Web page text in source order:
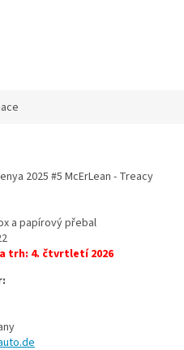
2025 #5 McErLean - Treacy
a papírový přebal
trh: 4. čtvrtletí 2026